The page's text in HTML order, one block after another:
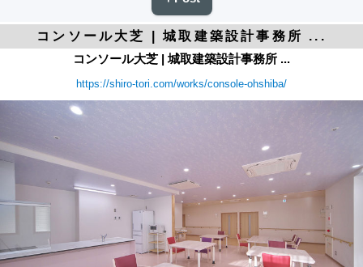
コンソール大芝 | 城取建築設計事務所 ...
コンソール大芝 | 城取建築設計事務所 ...
https://shiro-tori.com/works/console-ohshiba/